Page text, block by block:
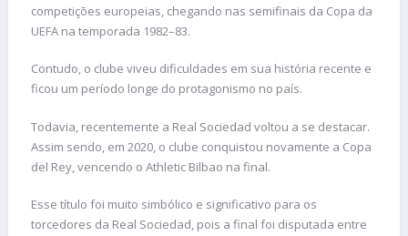
competições europeias, chegando nas semifinais da Copa da
UEFA na temporada 1982–83.
Contudo, o clube viveu dificuldades em sua história recente e
ficou um período longe do protagonismo no país.
Todavia, recentemente a Real Sociedad voltou a se destacar.
Assim sendo, em 2020, o clube conquistou novamente a Copa
del Rey, vencendo o Athletic Bilbao na final.
Esse título foi muito simbólico e significativo para os
torcedores da Real Sociedad, pois a final foi disputada entre